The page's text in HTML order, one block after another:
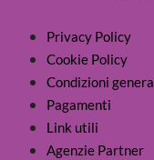
Privacy Policy
Cookie Policy
Condizioni
Pagamenti
Link utili
Agenzie Partner